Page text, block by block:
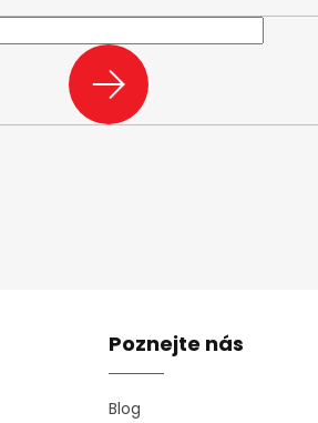
PŘIHLÁSIT
SE
Poznejte nás
Blog